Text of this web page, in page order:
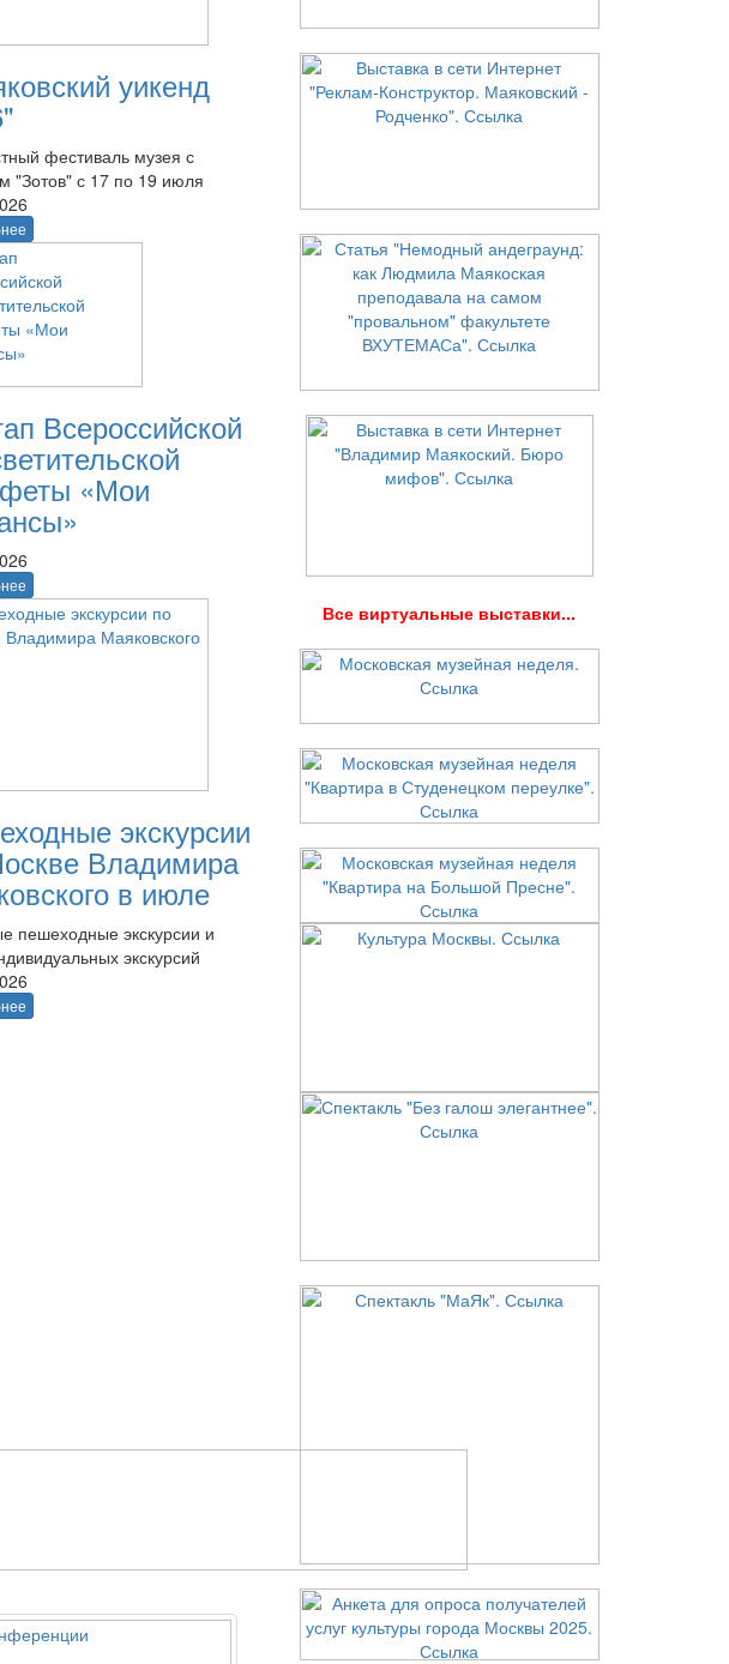
уикенд
фестиваль музея с
"Зотов" с 17 по 19 июля
Всероссийской
«Мои
экскурсии
Владимира
в июле
пешеходные экскурсии и
экскурсий
Все виртуальные выставки...